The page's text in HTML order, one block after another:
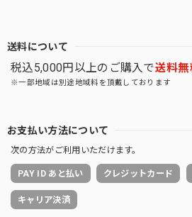
送料について
税込5,000円以上のご購入で送料無
※一部地域は別途地域料を頂戴しております
お支払い方法について
次の方法がご利用いただけます。
PAY ID あと払い クレジットカード
キャリア決済